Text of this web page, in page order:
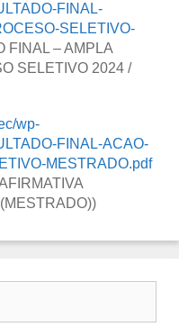
FINAL-
SELETIVO-
FINAL – AMPLA
SELETIVO 2024 /
wp-
FINAL-ACAO-
MESTRADO.pdf